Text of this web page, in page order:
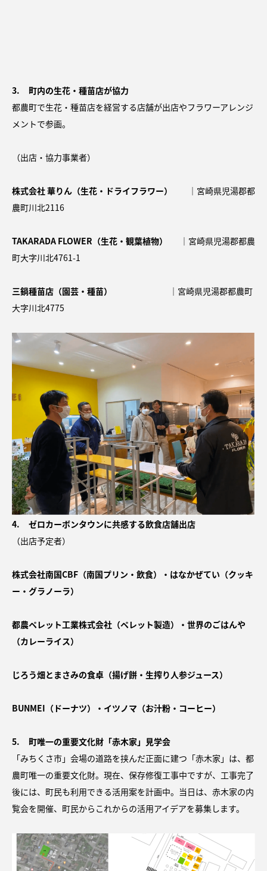
3. 町内の生花・種苗店が協力
都農町で生花・種苗店を経営する店舗が出店やフラワーアレンジ
メントで参画。
（出店・協力事業者）
株式会社 華りん（生花・ドライフラワー）
｜宮崎県児湯郡都
農町川北2116
TAKARADA FLOWER（生花・観葉植物）
｜宮崎県児湯郡都農
町大字川北4761-1
三鍋種苗店（園芸・種苗）
｜宮崎県児湯郡都農町
大字川北4775
4. ゼロカーボンタウンに共感する飲食店舗出店
（出店予定者）
株式会社南国CBF（南国プリン・飲食）・はなかぜてい（クッキ
ー・グラノーラ）
都農ペレット工業株式会社（ペレット製造）・世界のごはんや
（カレーライス）
じろう畑とまさみの食卓（揚げ餅・生搾り人参ジュース）
BUNMEI（ドーナツ）・イツノマ（お汁粉・コーヒー）
5. 町唯一の重要文化財「赤木家」見学会
「みちくさ市」会場の道路を挟んだ正面に建つ「赤木家」は、都
農町唯一の重要文化財。現在、保存修復工事中ですが、工事完了
後には、町民も利用できる活用案を計画中。当日は、赤木家の内
覧会を開催、町民からこれからの活用アイデアを募集します。